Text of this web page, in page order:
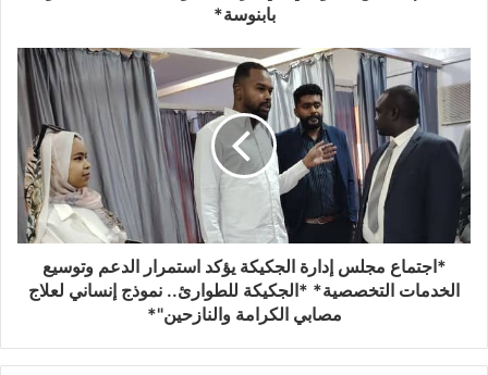
بابنوسة*
*اجتماع مجلس إدارة الجكيكة يؤكد استمرار الدعم وتوسيع
الخدمات التخصصية* *الجكيكة للطوارئ.. نموذج إنساني لعلاج
مصابي الكرامة والنازحين"*